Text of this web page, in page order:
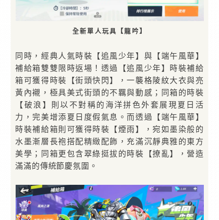
全新單人玩具【龍吟】
同時，經典人氣時裝【追風少年】與【端午風華】
補給箱雙雙限時返場！透過【追風少年】時裝補給
箱可獲得時裝【街頭快閃】，一襲格陵紋大衣與亮
黃內襯，極具美式街頭的不羈與動感；同箱的時裝
【破浪】則以不對稱的海洋拼色外套展現夏日活
力，完美增添夏日度假氣息。而透過【端午風華】
時裝補給箱則可獲得時裝【煙雨】，宛如墨染般的
水墨漸層長袍搭配精緻配飾，充滿沉靜典雅的東方
美學；同箱更包含翠綠挺拔的時裝【撩亂】，營造
滿滿的傳統節慶氛圍。